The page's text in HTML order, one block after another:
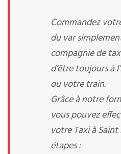
Commandez
du var
compagnie de
d’être toujours à
ou votre train.
Grâce à notre
vous pouvez
votre Taxi à
étapes :